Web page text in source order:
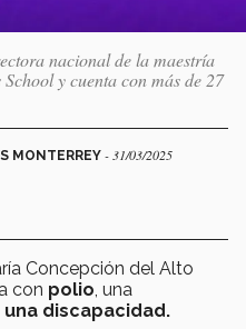
nacional de la maestría
y cuenta con más de 27
MONTERREY - 31/03/2025
Concepción del Alto
con polio , una
una discapacidad.